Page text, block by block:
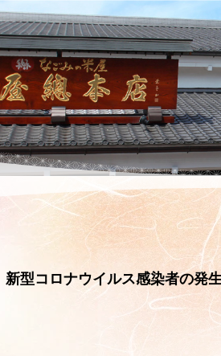
新型コロナウイルス感染者の発